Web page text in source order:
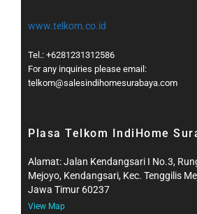
www.telkom.co.id
Tel.: +6281231312586
For any inquiries please email:
telkom@salesindihomesurabaya.com​
Plasa Telkom IndiHome
Alamat: Jalan Kendangsari I No.3,
Mejoyo, Kendangsari, Kec. Tenggilis
Jawa Timur 60237
View Map